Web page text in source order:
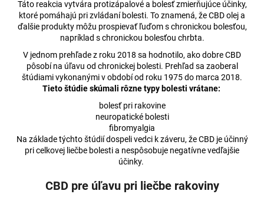
Táto reakcia vytvára protizápalové a bolesť zmierňujúce účinky,
ktoré pomáhajú pri zvládaní bolesti. To znamená, že CBD olej a
ďalšie produkty môžu prospievať ľuďom s chronickou bolesťou,
napríklad s chronickou bolesťou chrbta.
V jednom prehľade z roku 2018 sa hodnotilo, ako dobre CBD
pôsobí na úľavu od chronickej bolesti. Prehľad sa zaoberal
štúdiami vykonanými v období od roku 1975 do marca 2018.
Tieto štúdie skúmali rôzne typy bolesti vrátane:
bolesť pri rakovine
neuropatické bolesti
fibromyalgia
Na základe týchto štúdií dospeli vedci k záveru, že CBD je účinný
pri celkovej liečbe bolesti a nespôsobuje negatívne vedľajšie
účinky.
CBD pre úľavu pri liečbe rakoviny
CBD
100
G